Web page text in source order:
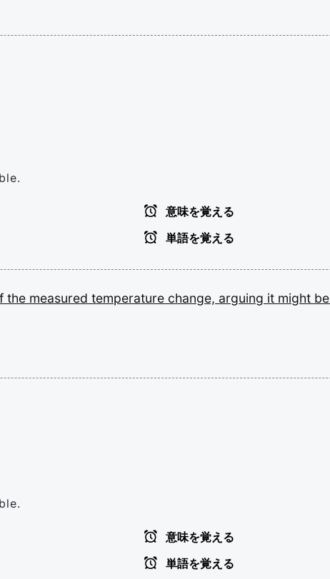
意味を覚える
単語を覚える
the measured temperature change, arguing it might be
意味を覚える
単語を覚える